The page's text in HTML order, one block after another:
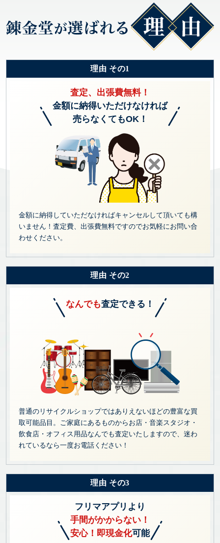
理由 その1
査定、出張費無料！
金額に納得いただけなければ
売らなくてもOK！
金額に納得していただなければキャンセルして頂いても構
いません！査定費、出張費無料ですのでお気軽にお問い合
わせください。
理由 その2
なんでも査定できる！
普通のリサイクルショップではありえないほどの豊富な買
取可能品目。ご家庭にあるものからお店・音楽スタジオ・
飲食店・オフィス用品なんでも査定いたしますので、迷わ
れているなら一度お電話ください！
理由 その3
フリマアプリより
手間がかからない！
安心！即現金化可能